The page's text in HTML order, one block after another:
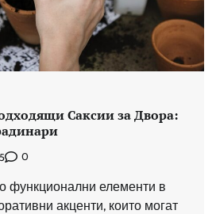
Саксии за Двора:
0
функционални елементи в
акценти, които могат